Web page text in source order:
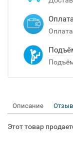
Оплата
Описание
Этот товар